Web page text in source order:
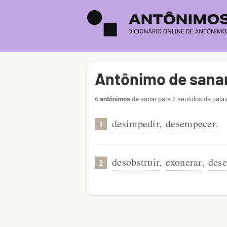
Antônimo de
6 antônimos de sanar para 2 sentidos da
1 desimpedir, desempecer.
2 desobstruir, exonerar,